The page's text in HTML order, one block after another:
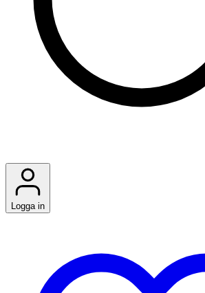
Logga in